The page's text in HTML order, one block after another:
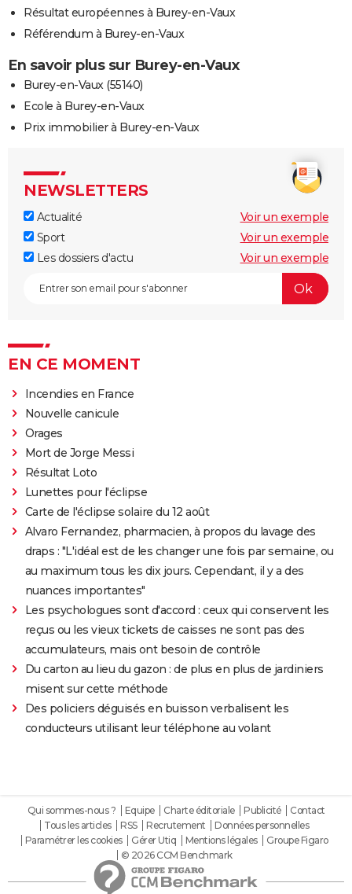
Résultat européennes à Burey-en-Vaux
Référendum à Burey-en-Vaux
En savoir plus sur Burey-en-Vaux
Burey-en-Vaux (55140)
Ecole à Burey-en-Vaux
Prix immobilier à Burey-en-Vaux
NEWSLETTERS
Actualité
Voir un exemple
Sport
Voir un exemple
Les dossiers d'actu
Voir un exemple
EN CE MOMENT
Incendies en France
Nouvelle canicule
Orages
Mort de Jorge Messi
Résultat Loto
Lunettes pour l'éclipse
Carte de l'éclipse solaire du 12 août
Alvaro Fernandez, pharmacien, à propos du lavage des
draps : "L'idéal est de les changer une fois par semaine, ou
au maximum tous les dix jours. Cependant, il y a des
nuances importantes"
Les psychologues sont d'accord : ceux qui conservent les
reçus ou les vieux tickets de caisses ne sont pas des
accumulateurs, mais ont besoin de contrôle
Du carton au lieu du gazon : de plus en plus de jardiniers
misent sur cette méthode
Des policiers déguisés en buisson verbalisent les
conducteurs utilisant leur téléphone au volant
Qui sommes-nous ? Equipe Charte éditoriale Publicité
Contact
Tous les articles
RSS Recrutement
Données personnelles
Paramétrer les cookies
Gérer Utiq Mentions légales
Groupe Figaro
© 2026 CCM Benchmark